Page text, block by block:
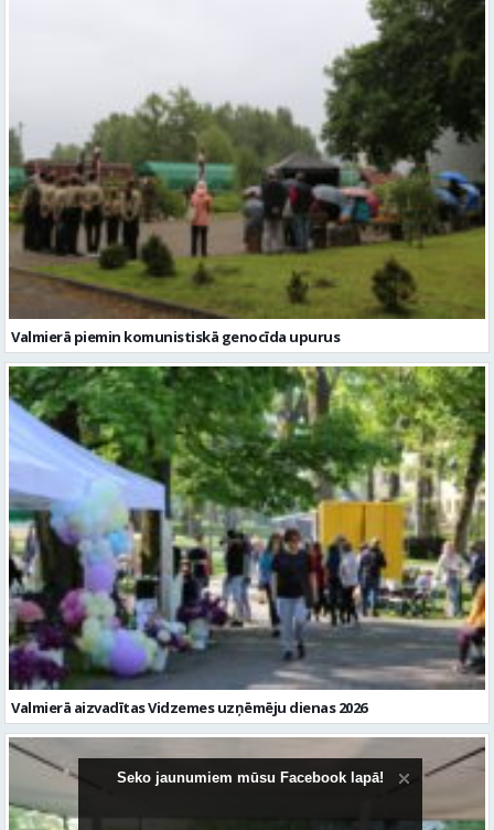
Valmierā piemin komunistiskā genocīda upurus
Valmierā aizvadītas Vidzemes uzņēmēju dienas 2026
Seko jaunumiem mūsu Facebook lapā!